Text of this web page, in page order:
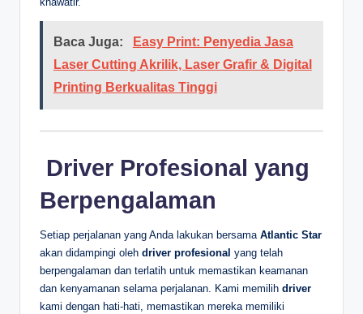
Baca Juga:
Easy Print: Penyedia Jasa
Laser Cutting Akrilik, Laser Grafir & Digital
Printing Berkualitas Tinggi
️ Driver Profesional yang
Berpengalaman
Setiap perjalanan yang Anda lakukan bersama Atlantic Star
akan didampingi oleh driver profesional yang telah
berpengalaman dan terlatih untuk memastikan keamanan
dan kenyamanan selama perjalanan. Kami memilih driver
kami dengan hati-hati, memastikan mereka memiliki